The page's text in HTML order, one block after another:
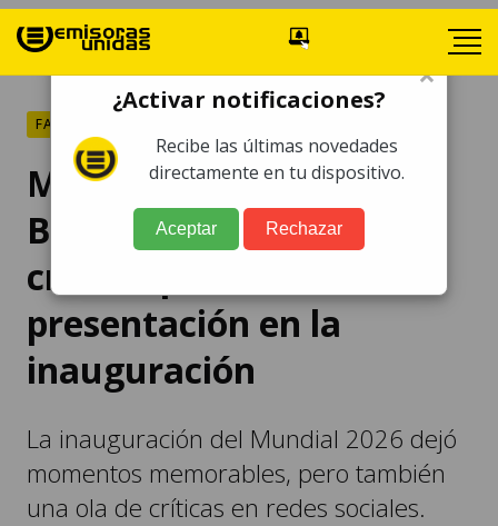
FARÁNDULA
Mundial 2026: Maná y
Belinda reciben fuertes
críticas por su
presentación en la
inauguración
La inauguración del Mundial 2026 dejó
momentos memorables, pero también
una ola de críticas en redes sociales.
×
¿Activar notificaciones?
Recibe las últimas novedades
directamente en tu dispositivo.
Aceptar Rechazar